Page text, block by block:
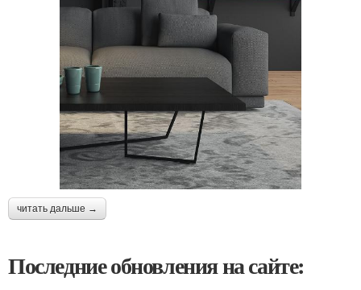
читать дальше →
Последние обновления на сайте: